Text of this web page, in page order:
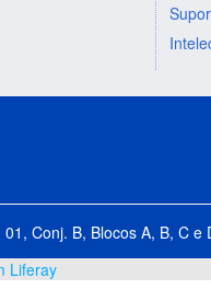
01, Conj. B, Blocos A, B, C
Liferay